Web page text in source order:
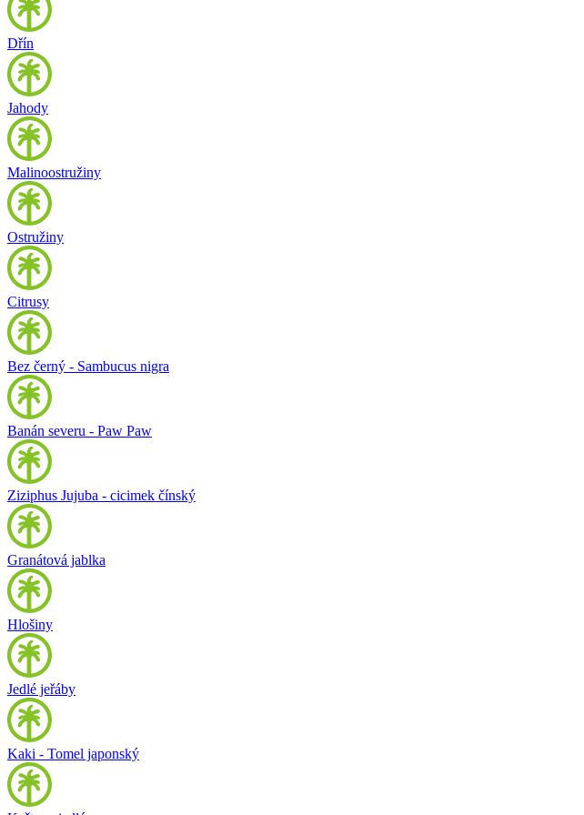
Dřín
Jahody
Malinoostružiny
Ostružiny
Citrusy
Bez černý - Sambucus nigra
Banán severu - Paw Paw
Ziziphus Jujuba - cicimek čínský
Granátová jablka
Hlošiny
Jedlé jeřáby
Kaki - Tomel japonský